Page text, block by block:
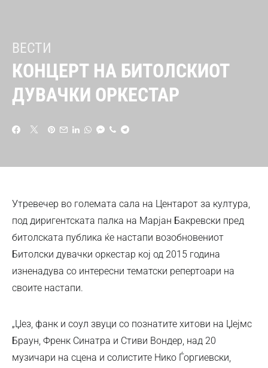
ВЕСТИ
КОНЦЕРТ НА БИТОЛСКИОТ
ДУВАЧКИ ОРКЕСТАР
Утревечер во големата сала на Центарот за култура,
под диригентската палка на Марјан Бакревски пред
битолската публика ќе настапи возобновениот
Битолски дувачки оркестар кој од 2015 година
изненадува со интересни тематски репертоари на
своите настапи.
„Џез, фанк и соул звуци со познатите хитови на Џејмс
Браун, Френк Синатра и Стиви Вондер, над 20
музичари на сцена и солистите Нико Ѓоргиевски,